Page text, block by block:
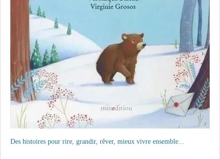
Des histoires pour rire, grandir, rêver, mieux vivre ensemble...